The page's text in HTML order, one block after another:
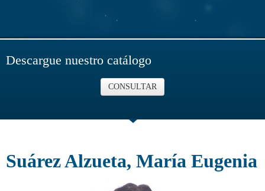
Descargue nuestro catálogo
CONSULTAR
Suárez Alzueta, María Eugenia